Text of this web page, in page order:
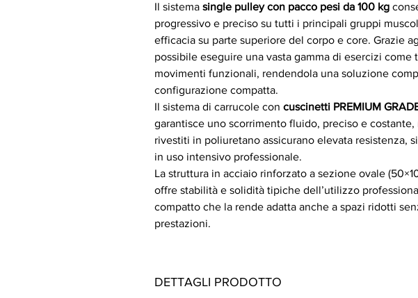
Il sistema single pulley con pacco pesi da 100 kg
progressivo e preciso su tutti i principali gruppi
efficacia su parte superiore del corpo e core. Grazie
possibile eseguire una vasta gamma di esercizi come
movimenti funzionali, rendendola una soluzione
configurazione compatta.
Il sistema di carrucole con cuscinetti PREMIUM
garantisce uno scorrimento fluido, preciso e
rivestiti in poliuretano assicurano elevata resistenza,
in uso intensivo professionale.
La struttura in acciaio rinforzato a sezione ovale
offre stabilità e solidità tipiche dell’utilizzo
compatto che la rende adatta anche a spazi ridotti
prestazioni.
DETTAGLI PRODOTTO